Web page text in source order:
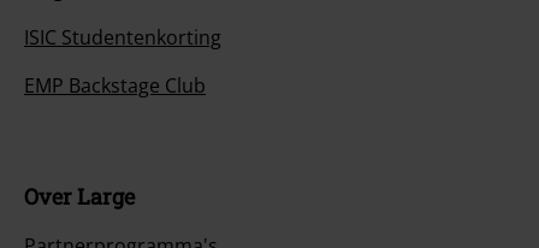
ISIC Studentenkorting
EMP Backstage Club
Over Large